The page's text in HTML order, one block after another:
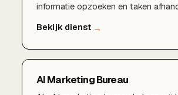
informatie opzoeken en taken
snellere processen en meer ruimte
AI Marketing Bureau